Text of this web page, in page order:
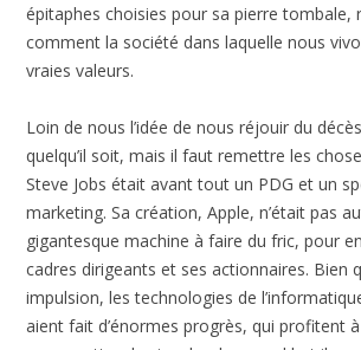
épitaphes choisies pour sa pierre tombale,
comment la société dans laquelle nous
vraies valeurs.
Loin de nous l’idée de nous réjouir du
quelqu’il soit, mais il faut remettre les
Steve Jobs était avant tout un PDG et un
marketing. Sa création, Apple, n’était pas
gigantesque machine à faire du fric, pour
cadres dirigeants et ses actionnaires. Bien
impulsion, les technologies de
aient fait d’énormes progrès, qui profitent